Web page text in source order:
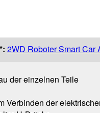
2WD Roboter Smart Car
der einzelnen Teile
Verbinden der